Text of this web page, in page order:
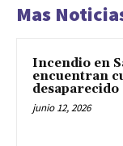
Mas
Incendio en
encuentran
desaparecido
junio 12, 2026